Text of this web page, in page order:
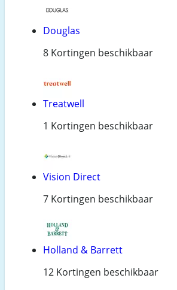
Douglas
8 Kortingen beschikbaar
Treatwell
1 Kortingen beschikbaar
Vision Direct
7 Kortingen beschikbaar
Holland & Barrett
12 Kortingen beschikbaar